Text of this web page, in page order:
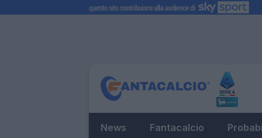
News Fantacalcio